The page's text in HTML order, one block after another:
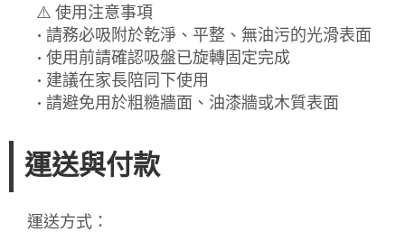
⚠️ 使用注意事項
• 請務必吸附於乾淨、平整、無油污的光滑表面
• 使用前請確認吸盤已旋轉固定完成
• 建議在家長陪同下使用
• 請避免用於粗糙牆面、油漆牆或木質表面
運送與付款
運送方式：